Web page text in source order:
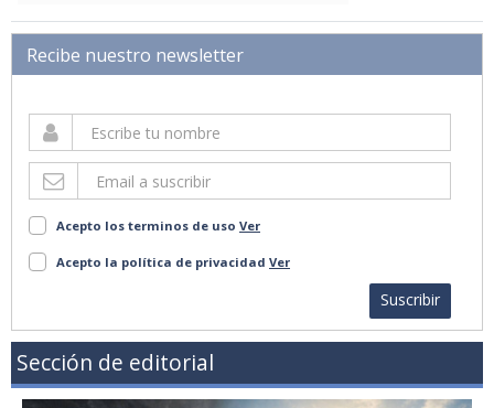
Recibe nuestro newsletter
Acepto los terminos de uso Ver
Acepto la política de privacidad Ver
Suscribir
Sección de editorial